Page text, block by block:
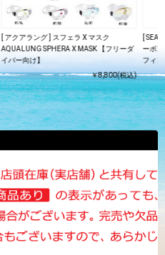
[ アクアラング ] スフェラ X マスク
AQUALUNG SPHERA X MASK 【フリーダ
イバー向け】
￥8,800(税込)
[
ーボ
フィン